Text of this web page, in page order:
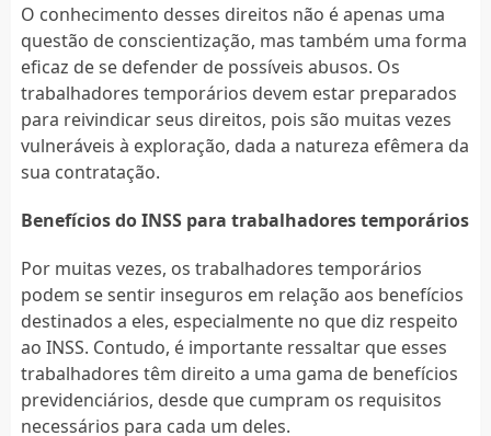
O conhecimento desses direitos não é apenas uma
questão de conscientização, mas também uma forma
eficaz de se defender de possíveis abusos. Os
trabalhadores temporários devem estar preparados
para reivindicar seus direitos, pois são muitas vezes
vulneráveis à exploração, dada a natureza efêmera da
sua contratação.
Benefícios do INSS para trabalhadores temporários
Por muitas vezes, os trabalhadores temporários
podem se sentir inseguros em relação aos benefícios
destinados a eles, especialmente no que diz respeito
ao INSS. Contudo, é importante ressaltar que esses
trabalhadores têm direito a uma gama de benefícios
previdenciários, desde que cumpram os requisitos
necessários para cada um deles.